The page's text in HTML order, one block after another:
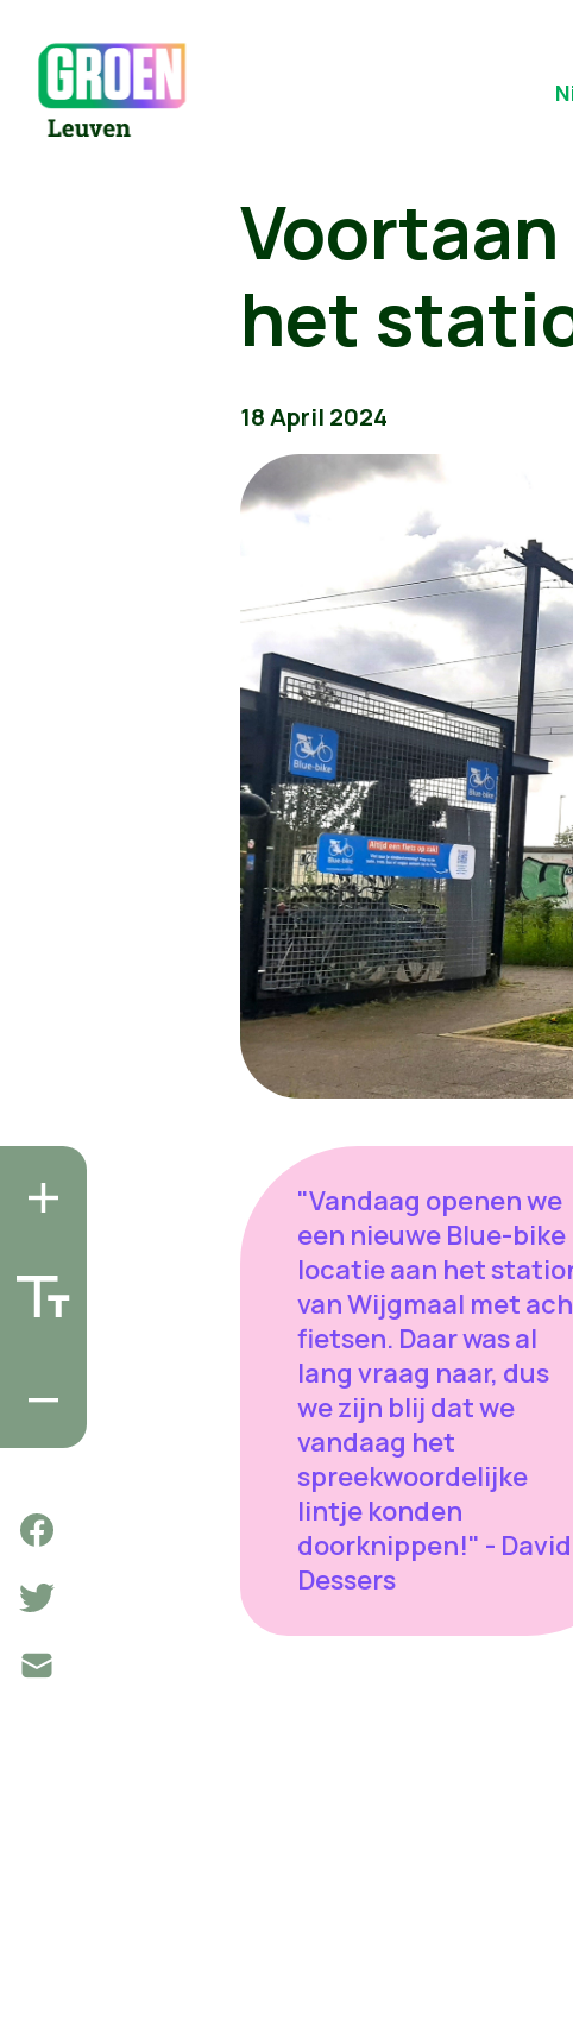
het
18 April 2024
"Vandaag openen we
een nieuwe Blue-bike
locatie aan het
van Wijgmaal met
fietsen. Daar was al
lang vraag naar, dus
we zijn blij dat we
vandaag het
spreekwoordelijke
lintje konden
doorknippen!" - David
Dessers